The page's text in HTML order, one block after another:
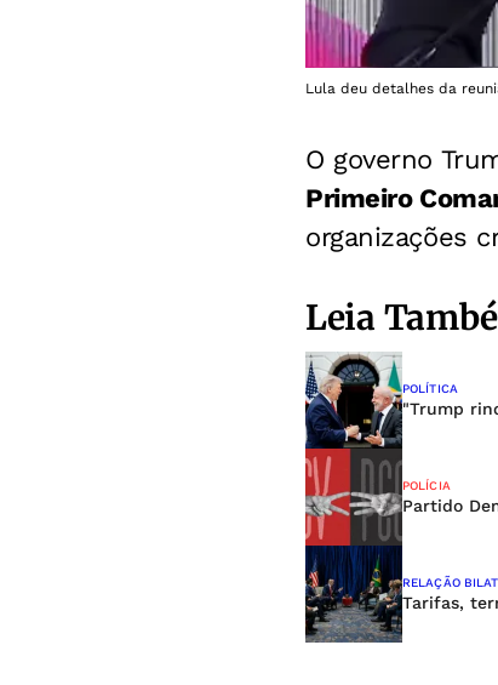
Lula deu detalhes da
O governo
Primeiro
organizações
Leia
POLÍTICA
"Trump
POLÍCIA
Partido
RELAÇÃO
Tarifas,